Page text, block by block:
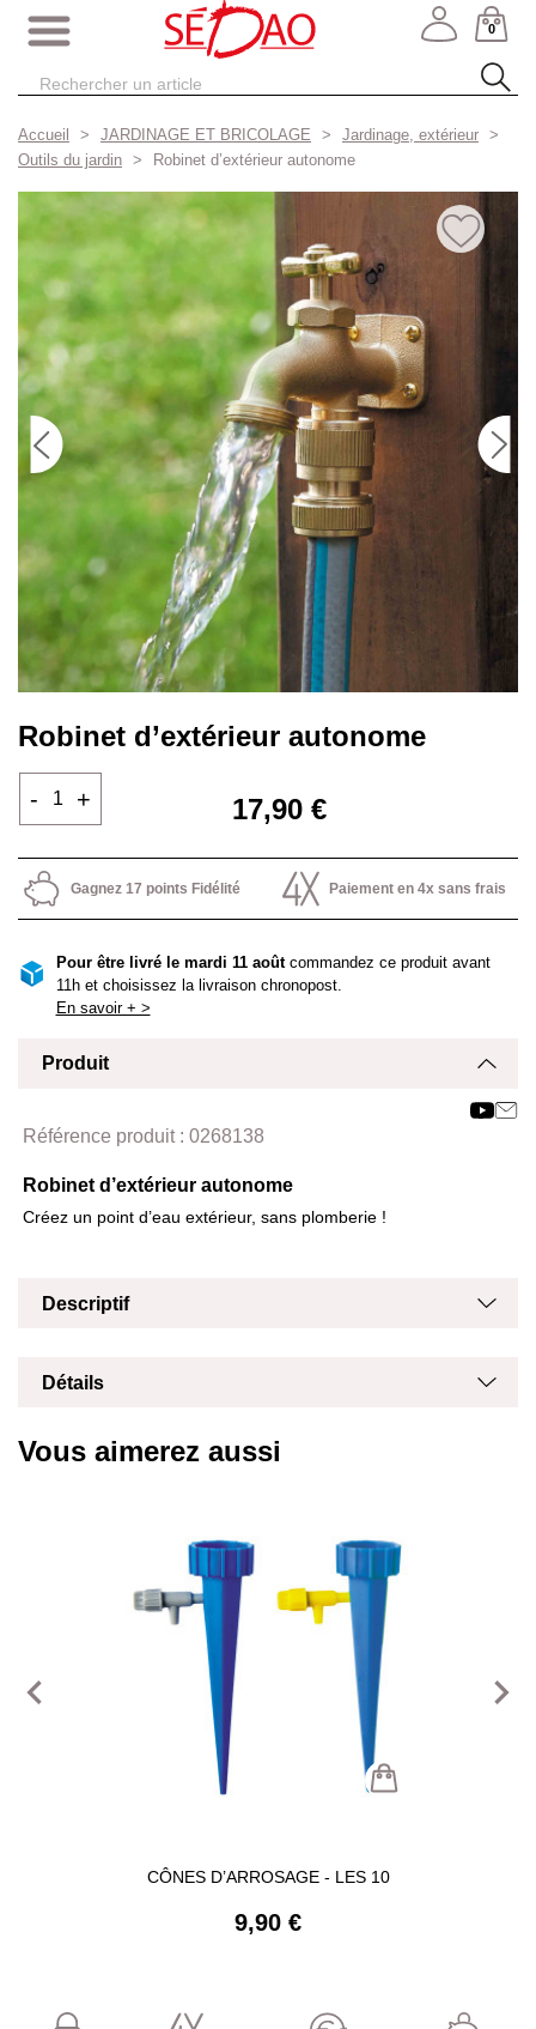
0
Accueil JARDINAGE ET BRICOLAGE
Jardinage, extérieur
Outils du jardin
Robinet d’extérieur autonome
Robinet d’extérieur autonome
17,90 €
- +
Gagnez 17 points Fidélité Paiement en 4x sans frais
Pour être livré le mardi 11 aoûtcommandez ce produit avant
11h et choisissez la livraison chronopost.
En savoir + >
Produit
Référence produit : 0268138
Robinet d’extérieur autonome
Créez un point d’eau extérieur, sans plomberie !
Descriptif
Détails
Vous aimerez aussi
CÔNES D’ARROSAGE - LES 10
9,90 €
navigate_before navigate_next